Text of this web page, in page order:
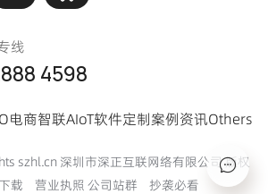
线
4598
电商智联AIoT软件定制案例资讯Others
szhl.cn 深圳市深正互联网络有限公司 版权
载 营业执照 公司站群 抄袭必看